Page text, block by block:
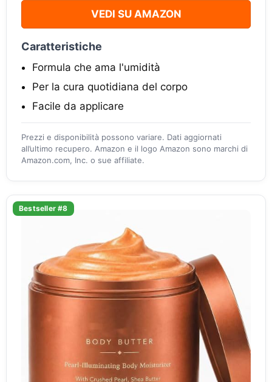
VEDI SU AMAZON
Caratteristiche
Formula che ama l'umidità
Per la cura quotidiana del corpo
Facile da applicare
Prezzi e disponibilità possono variare. Dati aggiornati
all’ultimo recupero. Amazon e il logo Amazon sono marchi di
Amazon.com, Inc. o sue affiliate.
Bestseller #8